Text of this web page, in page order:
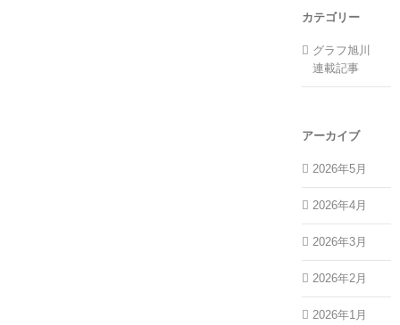
カテゴリー
グラフ旭川
連載記事
アーカイブ
2026年5月
2026年4月
2026年3月
2026年2月
2026年1月